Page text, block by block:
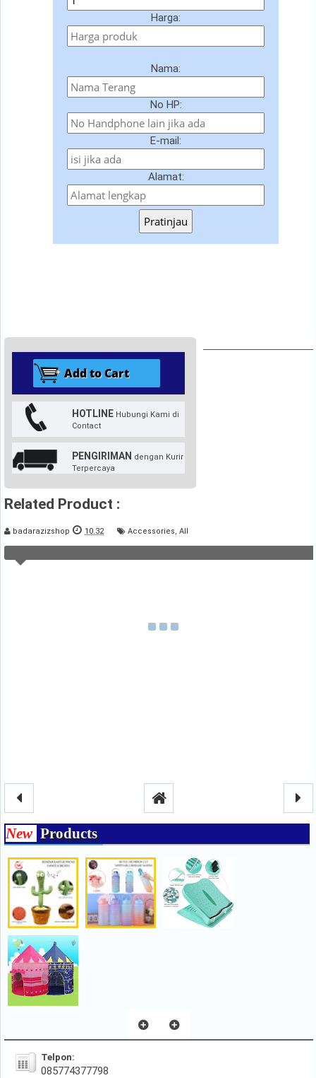
Harga:
Nama:
No HP:
E-mail:
Alamat:
Pratinjau
HOTLINE Hubungi Kami di
Contact
PENGIRIMAN dengan Kurir
Terpercaya
Related Product :
badarazizshop 10.32 Accessories All
New Products
Telpon:
085774377798